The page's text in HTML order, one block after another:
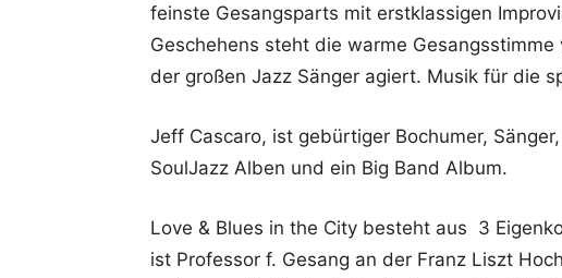
feinste Gesangsparts mit erstklassigen
Geschehens steht die warme
der großen Jazz Sänger agiert. Musik für die
Jeff Cascaro, ist gebürtiger Bochumer,
SoulJazz Alben und ein Big Band Album.
Love & Blues in the City besteht aus 3
ist Professor f. Gesang an der Franz Liszt